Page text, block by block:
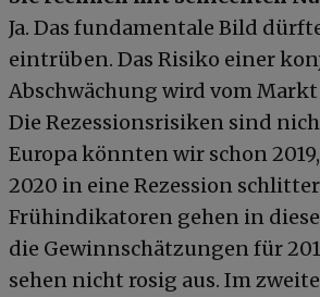
Ja. Das fundamentale Bild
eintrüben. Das Risiko einer
Abschwächung wird vom
Die Rezessionsrisiken sind
Europa könnten wir schon
2020 in eine Rezession
Frühindikatoren gehen in
die Gewinnschätzungen für
sehen nicht rosig aus. Im